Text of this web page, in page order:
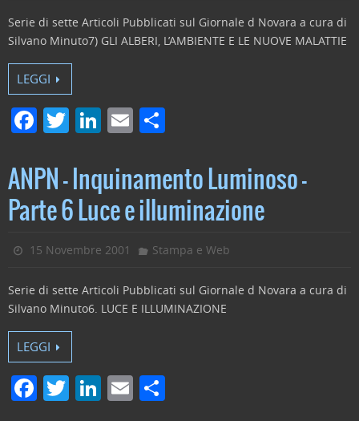
Serie di sette Articoli Pubblicati sul Giornale d Novara a cura di
Silvano Minuto7) GLI ALBERI, L’AMBIENTE E LE NUOVE MALATTIE
LEGGI
F
c
e
b
o
k
T
itt
er
Li
k
e
dI
n
E
ai
l
n
di
vi
di
ANPN – Inquinamento Luminoso –
Parte 6 Luce e illuminazione
15 Novembre 2001 Stampa e Web
Serie di sette Articoli Pubblicati sul Giornale d Novara a cura di
Silvano Minuto6. LUCE E ILLUMINAZIONE
LEGGI
F T Li E